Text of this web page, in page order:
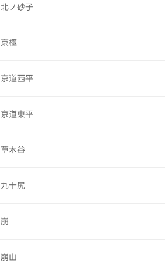
北ノ砂子
京極
京道西平
京道東平
草木谷
九十尻
崩
崩山